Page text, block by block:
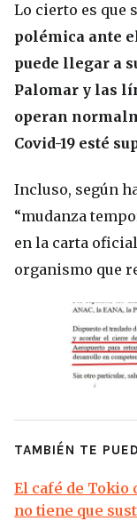
Lo cierto es que
polémica ante
puede llegar a
Palomar y las
operan
Covid-19 esté
Incluso, según
“mudanza
en la carta
organismo que
TAMBIÉN TE
El café de Tokio
no tiene que